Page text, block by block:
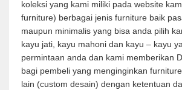
koleksi yang kami miliki pada website
furniture) berbagai jenis furniture baik
maupun minimalis yang bisa anda pilih
kayu jati, kayu mahoni dan kayu – kayu
permintaan anda dan kami memberikan
bagi pembeli yang menginginkan
lain (custom desain) dengan ketentuan